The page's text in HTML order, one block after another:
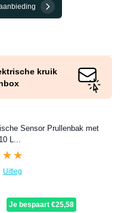
kruik
Sensor Prullenbak met
L...
Uitleg
Je bespaart €25,58